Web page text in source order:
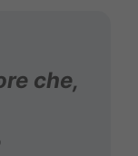
che,